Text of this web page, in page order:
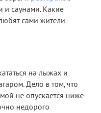
и саунами. Какие
сами жители
на лыжах и
Дело в том, что
не опускается ниже
недорого